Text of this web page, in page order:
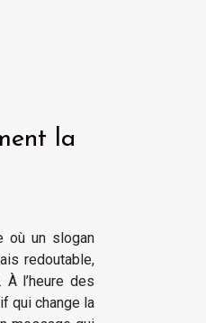
la
où un slogan
redoutable,
l’heure des
qui change la